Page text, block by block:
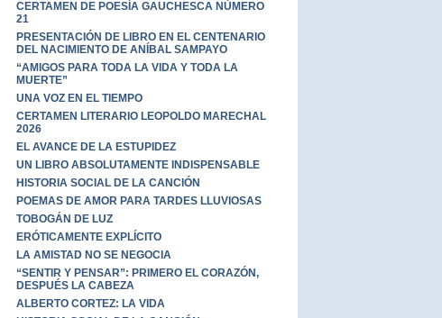
CERTAMEN DE POESÍA GAUCHESCA NÚMERO
21
PRESENTACIÓN DE LIBRO EN EL CENTENARIO
DEL NACIMIENTO DE ANÍBAL SAMPAYO
“AMIGOS PARA TODA LA VIDA Y TODA LA
MUERTE”
UNA VOZ EN EL TIEMPO
CERTAMEN LITERARIO LEOPOLDO MARECHAL
2026
EL AVANCE DE LA ESTUPIDEZ
UN LIBRO ABSOLUTAMENTE INDISPENSABLE
HISTORIA SOCIAL DE LA CANCIÓN
POEMAS DE AMOR PARA TARDES LLUVIOSAS
TOBOGÁN DE LUZ
ERÓTICAMENTE EXPLÍCITO
LA AMISTAD NO SE NEGOCIA
“SENTIR Y PENSAR”: PRIMERO EL CORAZÓN,
DESPUÉS LA CABEZA
ALBERTO CORTEZ: LA VIDA